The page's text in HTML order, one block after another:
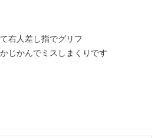
右人差し指でグリフ
じかんでミスしまくりです